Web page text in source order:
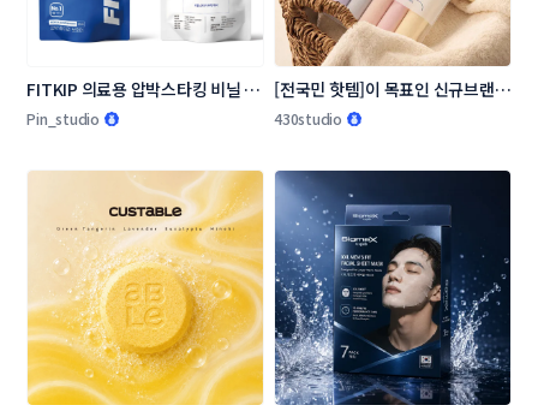
FITKIP 의료용 압박스타킹 비닐 패
키지 디자인 의뢰
Pin_studio
[전국민 핫템]이 목표인 신규브랜드
링글벨 언더웨어 패키지 콘테스트
430studio